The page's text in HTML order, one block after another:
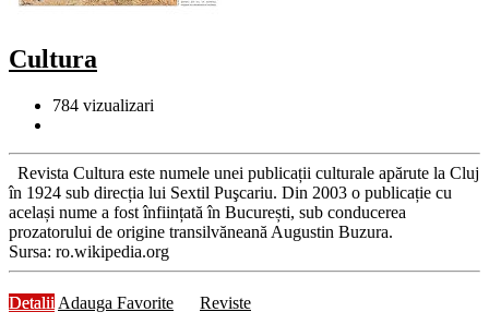
Cultura
784 vizualizari
Revista Cultura este numele unei publicații culturale apărute la Cluj
în 1924 sub direcția lui Sextil Puşcariu. Din 2003 o publicație cu
același nume a fost înființată în București, sub conducerea
prozatorului de origine transilvăneană Augustin Buzura.
Sursa: ro.wikipedia.org
Detalii Adauga Favorite Reviste